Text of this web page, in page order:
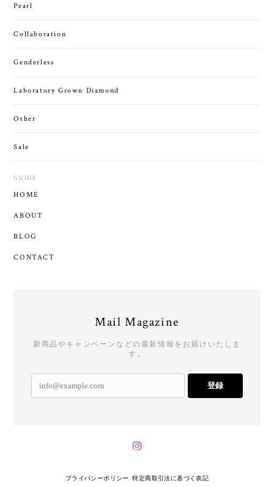
Pearl
Collaboration
Genderless
Laboratory Grown Diamond
Other
Sale
GUIDE
HOME
ABOUT
BLOG
CONTACT
Mail Magazine
新商品やキャンペーンなどの最新情報をお届けいたしま
す。
登録
プライバシーポリシー 特定商取引法に基づく表記